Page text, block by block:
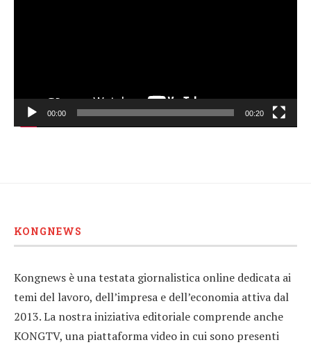
00:00 00:20
KONGNEWS
Kongnews è una testata giornalistica online dedicata ai
temi del lavoro, dell’impresa e dell’economia attiva dal
2013. La nostra iniziativa editoriale comprende anche
KONGTV, una piattaforma video in cui sono presenti